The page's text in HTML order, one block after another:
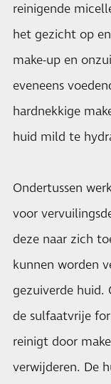
reinigende
het gezicht op
make-up en
eveneens
hardnekkige
huid mild te
Ondertussen
voor
deze naar zich
kunnen worden
gezuiverde
de sulfaatvrije
reinigt door
verwijderen. De